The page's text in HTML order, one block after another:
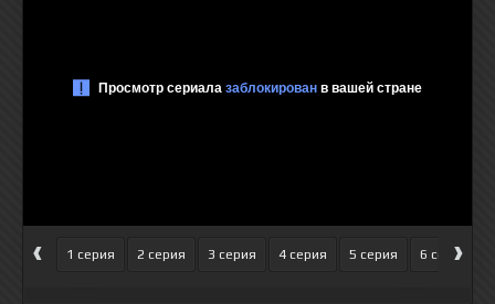
‹ 1 серия 2 серия 3 серия 4 серия 5 серия 6 серия
›